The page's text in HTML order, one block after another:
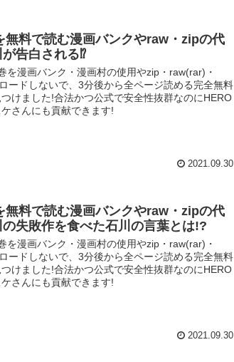
無料で読む漫画バンクやraw・zipの代
告白される⁉
を漫画バンク・漫画村の使用やzip・raw(rar)・
ードしないで、3分後から全ページ読める完全無料
けました!合法かつ公式で安全性抜群なのにHERO
さんにも貢献できます!
2021.09.30
無料で読む漫画バンクやraw・zipの代
失敗作を食べた石川の言葉とは!?
を漫画バンク・漫画村の使用やzip・raw(rar)・
ードしないで、3分後から全ページ読める完全無料
けました!合法かつ公式で安全性抜群なのにHERO
さんにも貢献できます!
2021.09.30